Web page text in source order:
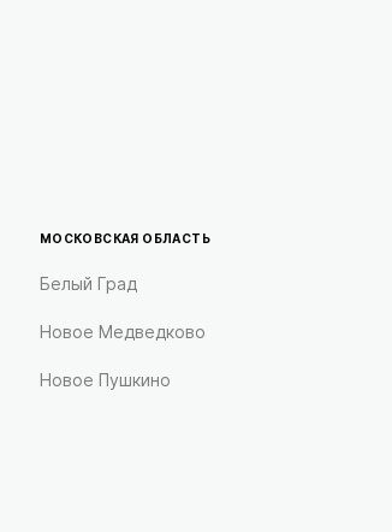
МОСКОВСКАЯ ОБЛАСТЬ
Белый Град
Новое Медведково
Новое Пушкино